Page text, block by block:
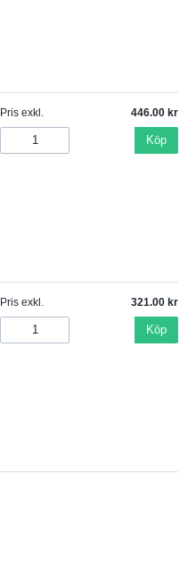
Pris exkl. 446.00
Köp
Pris exkl. 321.00
Köp